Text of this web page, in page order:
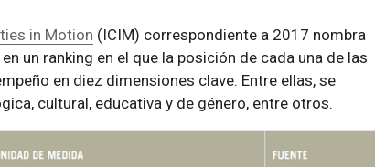
in Motion (ICIM) correspondiente a 2017 nombra
un ranking en el que la posición de cada una de las
en diez dimensiones clave. Entre ellas, se
cultural, educativa y de género, entre otros.